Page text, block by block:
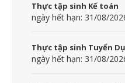
Thực tập sinh Kế toán
ngày hết hạn: 31/08/
Thực tập sinh Tuyển
ngày hết hạn: 31/08/